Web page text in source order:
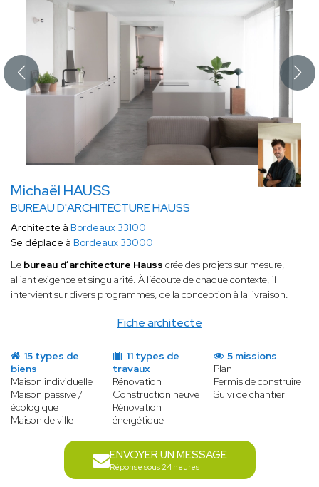
Michaël HAUSS
BUREAU D'ARCHITECTURE HAUSS
Fiche architecte
Architecte à Bordeaux 33100
Se déplace à Bordeaux 33000
Le bureau d’architecture Hauss crée des projets sur mesure,
alliantexigence et singularité. À l’écoute de chaque contexte, il
intervient sur divers programmes, de la conception à la livraison.
15 types de
biens
Maison individuelle
Maison passive /
écologique
Maison de ville
11 types de
travaux
Rénovation
Construction neuve
Rénovation
énergétique
5 missions
Plan
Permis de construire
Suivi de chantier
ENVOYER UN MESSAGE
Réponse sous 24 heures